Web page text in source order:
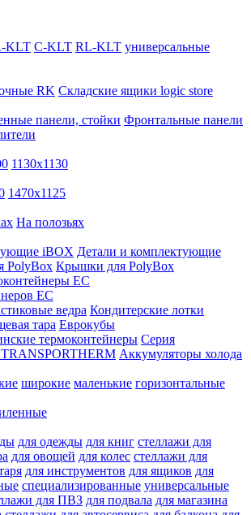
KLT C-KLT RL-KLT универсальные
RK Складские ящики logic store
панели, стойки Фронтальные панели
1130x1130
1470х1125
На полозьях
iBOX Детали и комплектующие
PolyBox Крышки для PolyBox
EC
EC
ведра Кондитерские лотки
тара Еврокубы
термоконтейнеры Серия
TRANSPORTHERM Аккумуляторы холода
широкие маленькие горизонтальные
для одежды для книг стеллажи для
для овощей для колес стеллажи для
для инструментов для ящиков для
специализированные универсальные
для ПВЗ для подвала для магазина